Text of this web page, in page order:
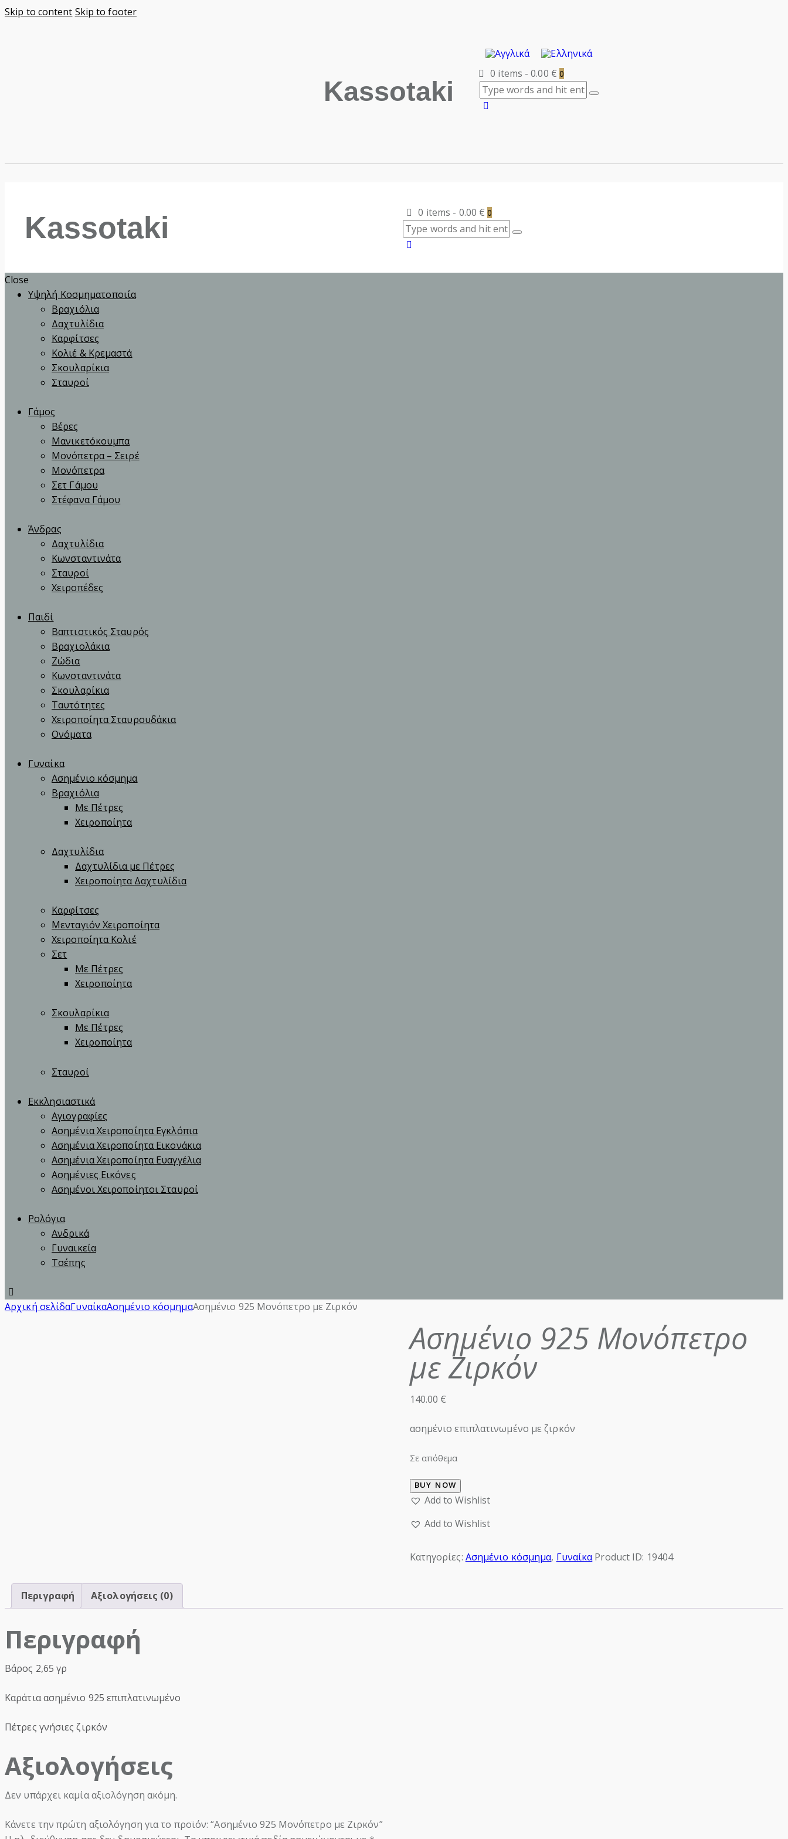
Skip to content Skip to footer
Kassotaki
0 items - 0.00 € 0
Kassotaki 0 items - 0.00 € 0
Close
Υψηλή Κοσμηματοποιία
Βραχιόλια
Δαχτυλίδια
Καρφίτσες
Κολιέ & Κρεμαστά
Σκουλαρίκια
Σταυροί
Γάμος
Βέρες
Μανικετόκουμπα
Μονόπετρα – Σειρέ
Μονόπετρα
Σετ Γάμου
Στέφανα Γάμου
Άνδρας
Δαχτυλίδια
Κωνσταντινάτα
Σταυροί
Χειροπέδες
Παιδί
Βαπτιστικός Σταυρός
Βραχιολάκια
Ζώδια
Κωνσταντινάτα
Σκουλαρίκια
Ταυτότητες
Χειροποίητα Σταυρουδάκια
Ονόματα
Γυναίκα
Ασημένιο κόσμημα
Βραχιόλια
Με Πέτρες
Χειροποίητα
Δαχτυλίδια
Δαχτυλίδια με Πέτρες
Χειροποίητα Δαχτυλίδια
Καρφίτσες
Μενταγιόν Χειροποίητα
Χειροποίητα Κολιέ
Σετ
Με Πέτρες
Χειροποίητα
Σκουλαρίκια
Με Πέτρες
Χειροποίητα
Σταυροί
Εκκλησιαστικά
Αγιογραφίες
Ασημένια Χειροποίητα Εγκλόπια
Ασημένια Χειροποίητα Εικονάκια
Ασημένια Χειροποίητα Ευαγγέλια
Ασημένιες Εικόνες
Ασημένοι Χειροποίητοι Σταυροί
Ρολόγια
Ανδρικά
Γυναικεία
Τσέπης
Αρχική σελίδαΓυναίκαΑσημένιο κόσμημαΑσημένιο 925 Μονόπετρο με Ζιρκόν
Ασημένιο 925 Μονόπετρο
με Ζιρκόν
140.00 €
ασημένιο επιπλατινωμένο με ζιρκόν
Σε απόθεμα
BUY NOW
Add to Wishlist
Add to Wishlist
Κατηγορίες: Ασημένιο κόσμημα, Γυναίκα Product ID: 19404
Περιγραφή Αξιολογήσεις (0)
Περιγραφή
Βάρος 2,65 γρ
Καράτια ασημένιο 925 επιπλατινωμένο
Πέτρες γνήσιες ζιρκόν
Αξιολογήσεις
Δεν υπάρχει καμία αξιολόγηση ακόμη.
Κάνετε την πρώτη αξιολόγηση για το προϊόν: “Ασημένιο 925 Μονόπετρο με Ζιρκόν”